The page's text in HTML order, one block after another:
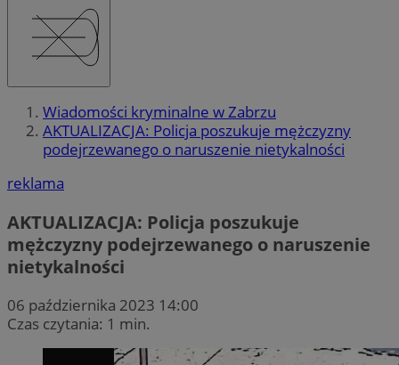
Wiadomości kryminalne w Zabrzu
AKTUALIZACJA: Policja poszukuje mężczyzny
podejrzewanego o naruszenie nietykalności
reklama
AKTUALIZACJA: Policja poszukuje
mężczyzny podejrzewanego o naruszenie
nietykalności
06 października 2023 14:00
Czas czytania: 1 min.